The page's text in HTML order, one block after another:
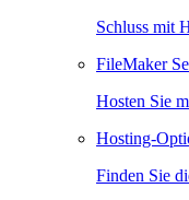
Schluss mit
FileMaker
Hosten Sie
Hosting-
Finden Sie